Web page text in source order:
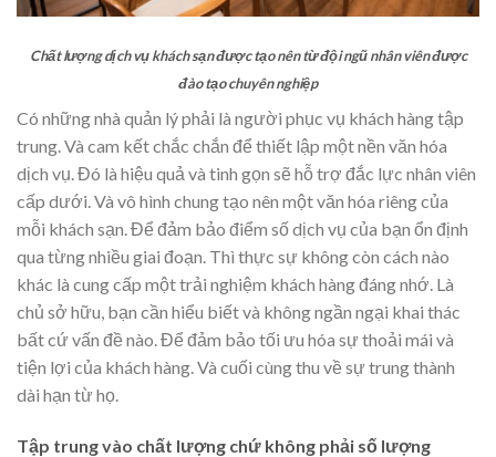
Chất lượng dịch vụ khách sạn được tạo nên từ đội ngũ nhân viên được
đào tạo chuyên nghiệp
Có những nhà quản lý phải là người phục vụ khách hàng tập
trung. Và cam kết chắc chắn để thiết lập một nền văn hóa
dịch vụ. Đó là hiệu quả và tinh gọn sẽ hỗ trợ đắc lực nhân viên
cấp dưới. Và vô hình chung tạo nên một văn hóa riêng của
mỗi khách sạn. Để đảm bảo điểm số dịch vụ của bạn ổn định
qua từng nhiều giai đoạn. Thì thực sự không còn cách nào
khác là cung cấp một trải nghiệm khách hàng đáng nhớ. Là
chủ sở hữu, bạn cần hiểu biết và không ngần ngại khai thác
bất cứ vấn đề nào. Để đảm bảo tối ưu hóa sự thoải mái và
tiện lợi của khách hàng. Và cuối cùng thu về sự trung thành
dài hạn từ họ.
Tập trung vào chất lượng chứ không phải số lượng